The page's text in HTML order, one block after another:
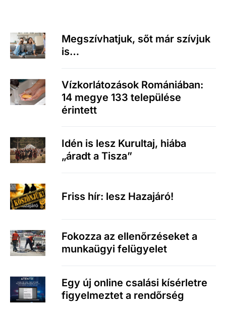
Megszívhatjuk, sőt már szívjuk
is…
Vízkorlátozások Romániában:
14 megye 133 települése
érintett
Idén is lesz Kurultaj, hiába
„áradt a Tisza”
Friss hír: lesz Hazajáró!
Fokozza az ellenőrzéseket a
munkaügyi felügyelet
Egy új online csalási kísérletre
figyelmeztet a rendőrség